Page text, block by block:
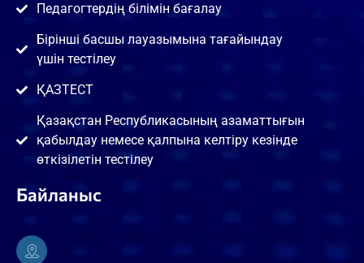
Педагогтердің білімін бағалау
Бірінші басшы лауазымына тағайындау
үшін тестілеу
ҚАЗТЕСТ
Қазақстан Республикасының азаматтығын
қабылдау немесе қалпына келтіру кезінде
өткізілетін тестілеу
Байланыс